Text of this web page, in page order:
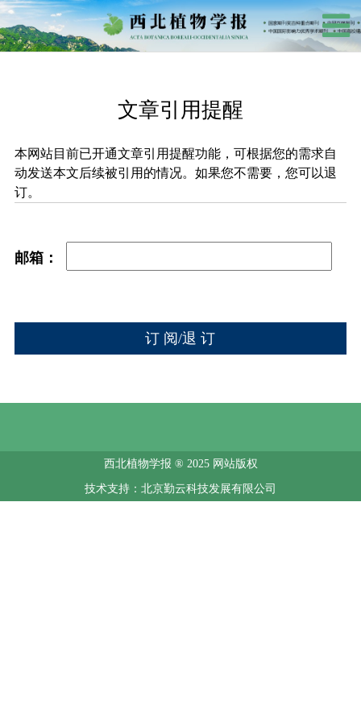
文章引用提醒
本网站目前已开通文章引用提醒功能，可根据您的需求自
动发送本文后续被引用的情况。如果您不需要，您可以退
订。
邮箱：
西北植物学报 ® 2025 网站版权
技术支持：北京勤云科技发展有限公司